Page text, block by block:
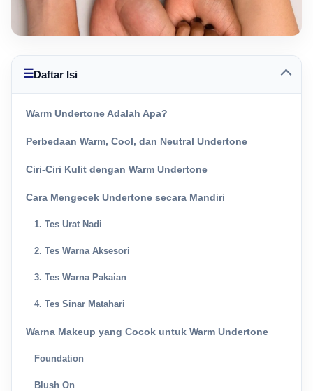
☰Daftar Isi
Warm Undertone Adalah Apa?
Perbedaan Warm, Cool, dan Neutral Undertone
Ciri-Ciri Kulit dengan Warm Undertone
Cara Mengecek Undertone secara Mandiri
1. Tes Urat Nadi
2. Tes Warna Aksesori
3. Tes Warna Pakaian
4. Tes Sinar Matahari
Warna Makeup yang Cocok untuk Warm Undertone
Foundation
Blush On